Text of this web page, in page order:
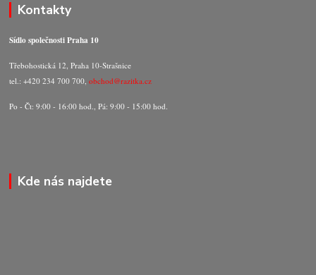
Kontakty
Sídlo společnosti Praha 10
Třebohostická 12, Praha 10-Strašnice
tel.: +420 234 700 700,obchod@razitka.cz
Po - Čt: 9:00 - 16:00 hod., Pá: 9:00 - 15:00 hod.
Kde nás najdete